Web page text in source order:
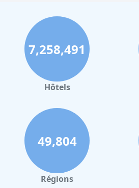
7,258,491
Hôtels
49,804
Régions